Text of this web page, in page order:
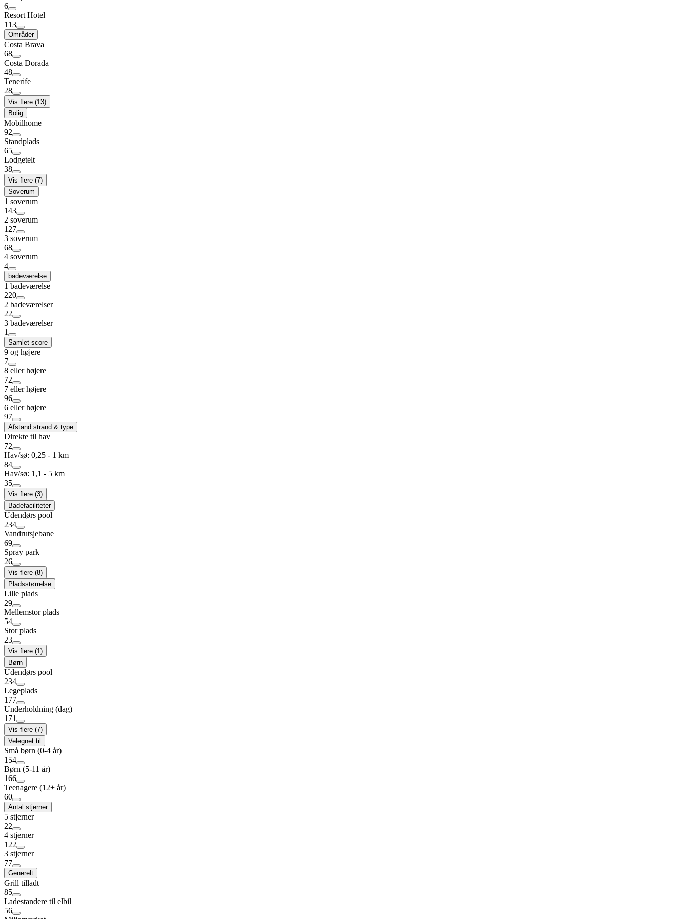
6
Resort Hotel
113
Områder
Costa Brava
68
Costa Dorada
48
Tenerife
28
Vis flere (13)
Bolig
Mobilhome
92
Standplads
65
Lodgetelt
38
Vis flere (7)
Soverum
1 soverum
143
2 soverum
127
3 soverum
68
4 soverum
4
badeværelse
1 badeværelse
220
2 badeværelser
22
3 badeværelser
1
Samlet score
9 og højere
7
8 eller højere
72
7 eller højere
96
6 eller højere
97
Afstand strand & type
Direkte til hav
72
Hav/sø: 0,25 - 1 km
84
Hav/sø: 1,1 - 5 km
35
Vis flere (3)
Badefaciliteter
Udendørs pool
234
Vandrutsjebane
69
Spray park
26
Vis flere (8)
Pladsstørrelse
Lille plads
29
Mellemstor plads
54
Stor plads
23
Vis flere (1)
Børn
Udendørs pool
234
Legeplads
177
Underholdning (dag)
171
Vis flere (7)
Velegnet til
Små børn (0-4 år)
154
Børn (5-11 år)
166
Teenagere (12+ år)
60
Antal stjerner
5 stjerner
22
4 stjerner
122
3 stjerner
77
Generelt
Grill tilladt
85
Ladestandere til elbil
56